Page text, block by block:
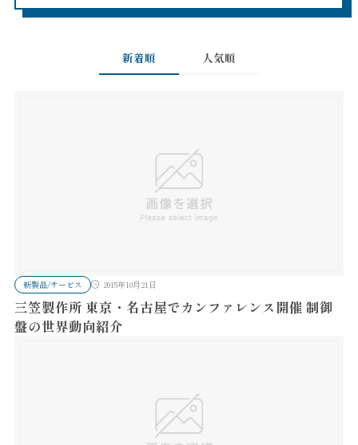
新着順 人気順
新製品/サービス 2015年10月21日
三笠製作所 東京・名古屋でカンファレンス開催 制御
盤の世界動向紹介